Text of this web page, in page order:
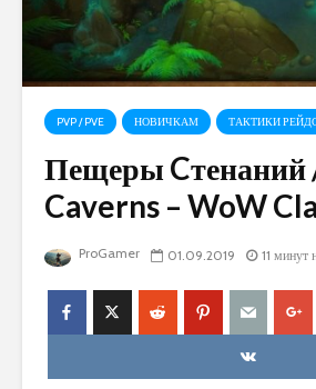
PVP / PVE НОВИЧКАМ ТАКТИКИ
Пещеры
Caverns – WoW
ProGamer 01.09.2019 11 минут